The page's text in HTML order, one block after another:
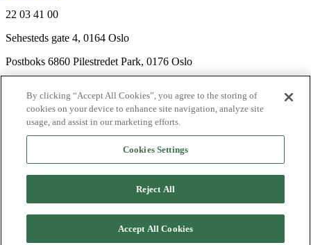
22 03 41 00
Sehesteds gate 4, 0164 Oslo
Postboks 6860 Pilestredet Park, 0176 Oslo
Nyhetsbrev
Ledige stillinger
Send inn manus
Agency
PersonvernerklæringerInformasjonskapsler
By clicking “Accept All Cookies”, you agree to the storing of
cookies on your device to enhance site navigation, analyze site
usage, and assist in our marketing efforts.
Cookies Settings
Reject All
Accept All Cookies